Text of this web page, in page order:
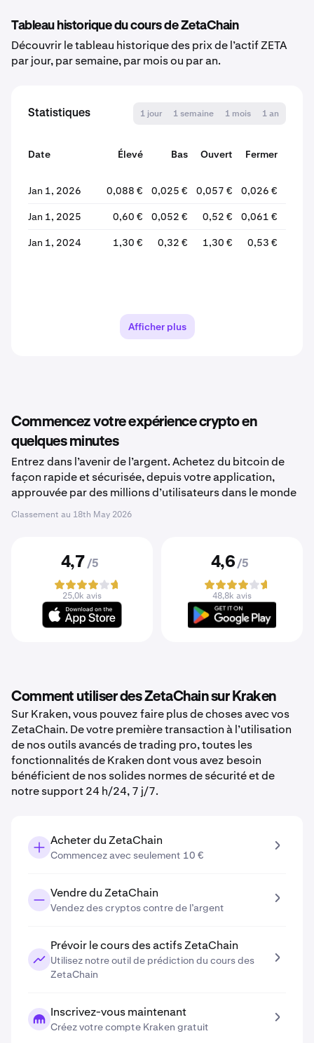
Tableau historique du cours de ZetaChain
Découvrir le tableau historique des prix de l’actif ZETA
par jour, par semaine, par mois ou par an.
Statistiques 1 jour 1 semaine 1 mois 1 an
Date Élevé Bas Ouvert
Fermer
Jan 1, 2026
0,088 € 0,025 € 0,057 € 0,026 €
Jan 1, 2025 0,60 € 0,052 € 0,52 € 0,061 €
Jan 1, 2024 1,30 € 0,32 € 1,30 € 0,53 €
Afficher plus
Commencez votre expérience crypto en
quelques minutes
Entrez dans l’avenir de l’argent. Achetez du bitcoin de
façon rapide et sécurisée, depuis votre application,
approuvée par des millions d’utilisateurs dans le monde
Classement au 18th May 2026
4,7 /5
25,0k avis
4,6 /5
48,8k avis
Comment utiliser des ZetaChain sur Kraken
Sur Kraken, vous pouvez faire plus de choses avec vos
ZetaChain. De votre première transaction à l’utilisation
de nos outils avancés de trading pro, toutes les
fonctionnalités de Kraken dont vous avez besoin
bénéficient de nos solides normes de sécurité et de
notre support 24 h/24, 7 j/7.
Acheter du ZetaChain
Commencez avec seulement 10 €
Vendre du ZetaChain
Vendez des cryptos contre de l’argent
Prévoir le cours des actifs ZetaChain
Utilisez notre outil de prédiction du cours des
ZetaChain
Inscrivez-vous maintenant
Créez votre compte Kraken gratuit